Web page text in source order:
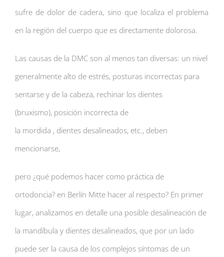
sufre de dolor de cadera, sino que localiza el problema
en la región del cuerpo que es directamente dolorosa.
Las causas de la DMC son al menos tan diversas: un nivel
generalmente alto de estrés, posturas incorrectas para
sentarse y de la cabeza, rechinar los dientes
(bruxismo), posición incorrecta de
la mordida , dientes desalineados, etc., deben
mencionarse,
pero ¿qué podemos hacer como práctica de
ortodoncia? en Berlín Mitte hacer al respecto? En primer
lugar, analizamos en detalle una posible desalineación de
la mandíbula y dientes desalineados, que por un lado
puede ser la causa de los complejos síntomas de un